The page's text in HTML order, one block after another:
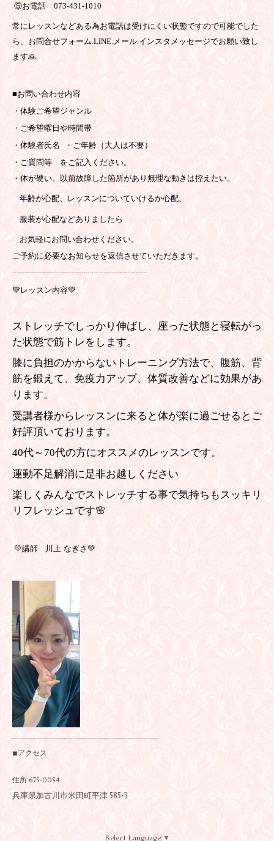
⑤お電話 073-431-1010
常にレッスンなどある為お電話は受けにくい状態ですので可能でした
ら、お問合せフォーム.LINE.メール.インスタメッセージでお願い致し
ます🙏
■お問い合わせ内容
・体験ご希望ジャンル
・ご希望曜日や時間帯
・体験者氏名 ・ご年齢（大人は不要）
・ご質問等 をご記入ください。
・体が硬い、以前故障した箇所があり無理な動きは控えたい。
年齢が心配、レッスンについていけるか心配、
服装が心配などありましたら
お気軽にお問い合わせください。
ご予約に必要なお知らせを返信させていただきます。
┈┈┈┈┈┈┈┈┈┈┈┈┈┈┈┈┈
💚レッスン内容💚
ストレッチでしっかり伸ばし、座った状態と寝転がっ
た状態で筋トレをします。
膝に負担のかからないトレーニング方法で、腹筋、背
筋を鍛えて、免疫力アップ、体質改善などに効果があ
ります。
受講者様からレッスンに来ると体が楽に過ごせるとご
好評頂いております。
40代～70代の方にオススメのレッスンです。
運動不足解消に是非お越しください
楽しくみんなでストレッチする事で気持ちもスッキリ
リフレッシュです🌸
💚講師 川上 なぎさ💚
┈┈┈┈┈┈┈┈┈┈┈┈┈┈┈┈┈┈┈┈
◾︎アクセス
住所 675-0054
兵庫県加古川市米田町平津 585-3
Select Language ▼